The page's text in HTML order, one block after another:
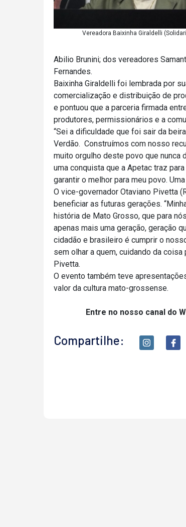
Vereadora Baixinha Giraldelli
Abilio Brunini; dos vereadores
Fernandes.
Baixinha Giraldelli foi lembrada por
comercialização e distribuição de
e pontuou que a parceria firmada
produtores, permissionários e a
“Sei a dificuldade que foi sair da
Verdão. Construímos com nosso
muito orgulho deste povo que
uma conquista que a Apetac traz
garantir o melhor para meu povo.
O vice-governador Otaviano Pivetta
beneficiar as futuras gerações.
história de Mato Grosso, que para
apenas mais uma geração, geração
cidadão e brasileiro é cumprir o
sem olhar a quem, cuidando da
Pivetta.
O evento também teve
valor da cultura mato-grossense.
Entre no nosso canal do
Compartilhe: